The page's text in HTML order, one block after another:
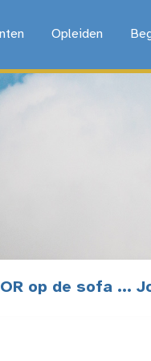
Opleiden
op de sofa ...